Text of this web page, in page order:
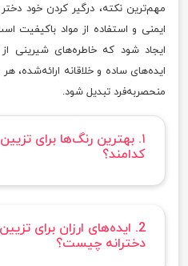
مهم‌ترین نکته، درگیر کردن خود
ایمنی و استفاده از مواد باکیفیت
ایجاد شود که خاطره‌های شیرینی از
ایده‌های ساده و خلاقانه ارائه‌شده،
منحصربه‌فرد تبدیل شود.
۱. بهترین رنگ‌ها برای
کدامند؟
2. ایده‌های ارزان برای
دخترانه چیست؟